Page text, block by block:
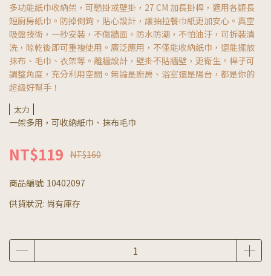
多功能紙巾收納架，可懸掛或壁掛，27 CM 加長掛桿，適用各類長
短廚房紙巾。防掉倒鉤，貼心設計，讓抽拉餐巾紙更加安心。真空
吸盤技術，一秒安裝，不傷牆面。防水防潮，不怕油汙，可拆裝清
洗，晾乾後即可重複使用。廣泛應用，不僅能收納紙巾，還能擺放
抹布、毛巾、衣架等。離牆設計，壁掛不貼牆壁，更衛生。桿子可
調整角度，充分利用空間。無論是廚房、浴室還是陽台，都是你的
超級好幫手！
太力
一架多用，可收納紙巾、抹布毛巾
NT$119 NT$160
商品編號: 10402097
供貨狀況: 尚有庫存